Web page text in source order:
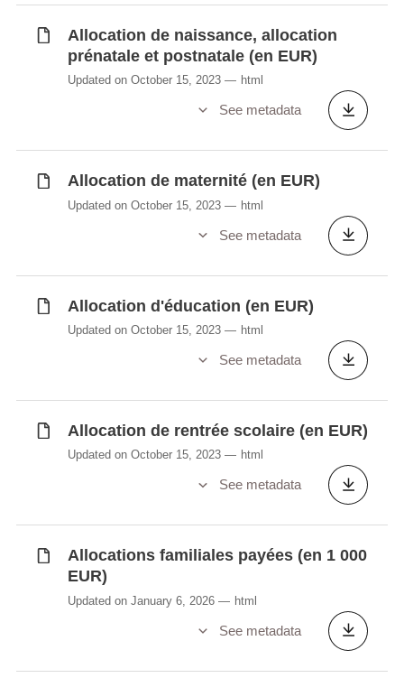
Allocation de naissance, allocation
prénatale et postnatale (en EUR)
Updated on October 15, 2023 html
See metadata
Allocation de maternité (en EUR)
Updated on October 15, 2023 html
See metadata
Allocation d'éducation (en EUR)
Updated on October 15, 2023 html
See metadata
Allocation de rentrée scolaire (en EUR)
Updated on October 15, 2023 html
See metadata
Allocations familiales payées (en 1 000
EUR)
Updated on January 6, 2026 html
See metadata